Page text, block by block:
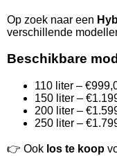
Op zoek naar een
verschillende
Beschikbare
110 liter –
150 liter –
200 liter –
250 liter –
👉 Ook los te koop